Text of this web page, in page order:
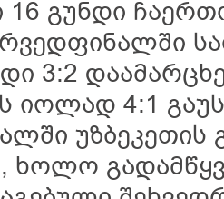
16 გუნდი
3:2
იოლად 4:1
უზბეკეთის
ხოლო